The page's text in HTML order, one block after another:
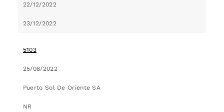
22/12/2022
23/12/2022
5103
25/08/2022
Puerto Sol De Oriente SA
NR